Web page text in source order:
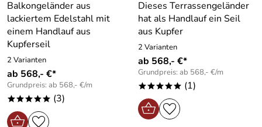
Balkongeländer aus
lackiertem Edelstahl mit
einem Handlauf aus
Kupferseil
2 Varianten
ab 568,- €*
Grundpreis: ab 568,- €/m
***** (3)
Dieses Terrassengeländer
hat als Handlauf ein Seil
aus Kupfer
2 Varianten
ab 568,- €*
Grundpreis: ab 568,- €/m
***** (1)